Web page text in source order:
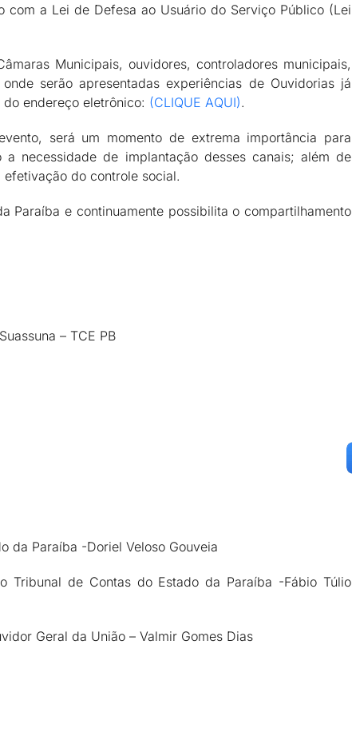
a Lei de Defesa ao Usuário do Serviço Público (Lei
Municipais, ouvidores, controladores municipais,
serão apresentadas experiências de Ouvidorias já
endereço eletrônico: (CLIQUE AQUI).
será um momento de extrema importância para
necessidade de implantação desses canais; além de
do controle social.
Paraíba e continuamente possibilita o compartilhamento
– TCE PB
da Paraíba -Doriel Veloso Gouveia
Tribunal de Contas do Estado da Paraíba -Fábio Túlio
Geral da União – Valmir Gomes Dias